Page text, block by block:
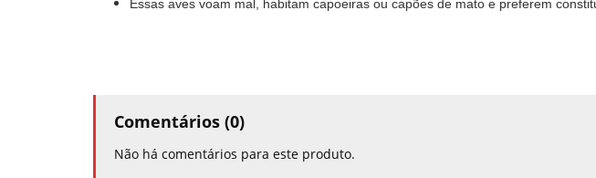
Essas aves voam mal, habitam capoeiras ou capões de mato e preferem
Comentários (0)
Não há comentários para este produto.